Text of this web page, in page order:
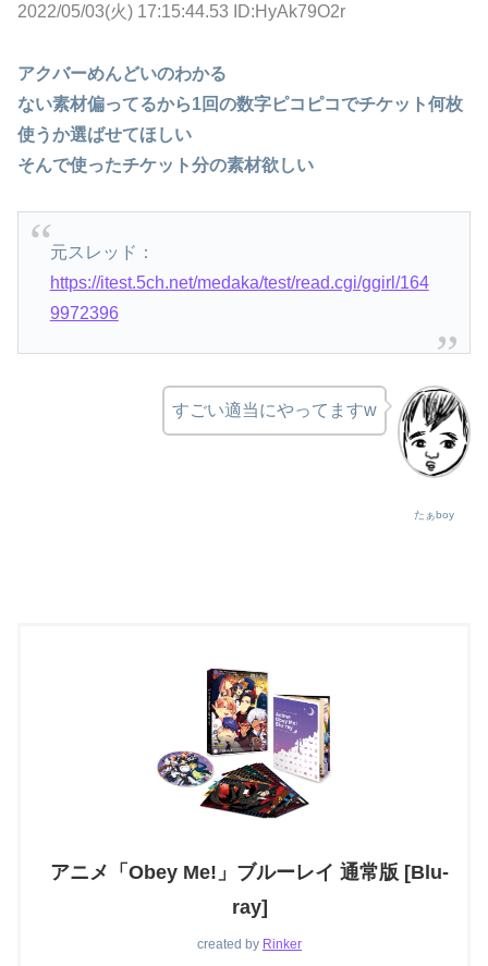
2022/05/03(火) 17:15:44.53 ID:HyAk79O2r
アクバーめんどいのわかる
ない素材偏ってるから1回の数字ピコピコでチケット何枚
使うか選ばせてほしい
そんで使ったチケット分の素材欲しい
元スレッド：
https://itest.5ch.net/medaka/test/read.cgi/ggirl/164
9972396
たぁboy
すごい適当にやってますw
アニメ「Obey Me!」ブルーレイ 通常版 [Blu-
ray]
created by Rinker